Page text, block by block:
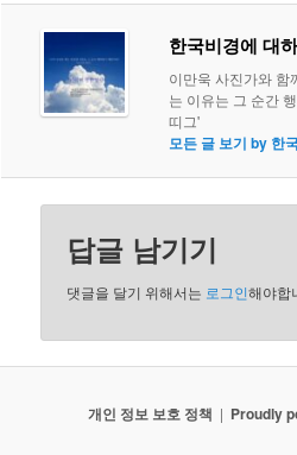
한국비경에 대
이만욱 사진가와 함
는 이유는 그 순간
띠그'
모든 글 보기 by 한
답글 남기기
댓글을 달기 위해서는 로그인해야합
개인 정보 보호 정책 Proudly